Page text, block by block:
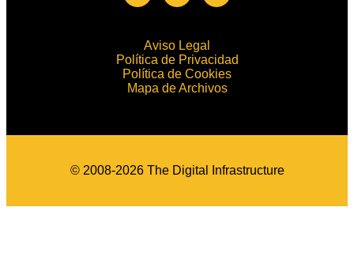
Aviso Legal
Política de Privacidad
Política de Cookies
Mapa de Archivos
© 2008-2026 The Digital Infrastructure